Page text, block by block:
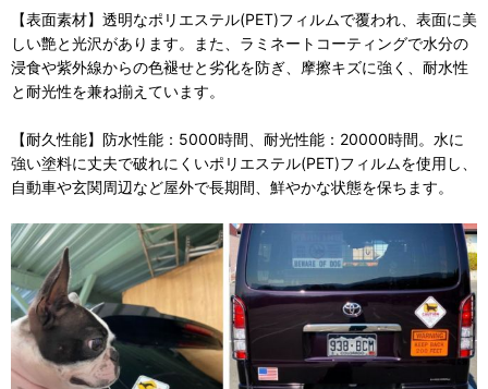
【表面素材】透明なポリエステル(PET)フィルムで覆われ、表面に美
しい艶と光沢があります。また、ラミネートコーティングで水分の
浸食や紫外線からの色褪せと劣化を防ぎ、摩擦キズに強く、耐水性
と耐光性を兼ね揃えています。
【耐久性能】防水性能：5000時間、耐光性能：20000時間。水に
強い塗料に丈夫で破れにくいポリエステル(PET)フィルムを使用し、
自動車や玄関周辺など屋外で長期間、鮮やかな状態を保ちます。